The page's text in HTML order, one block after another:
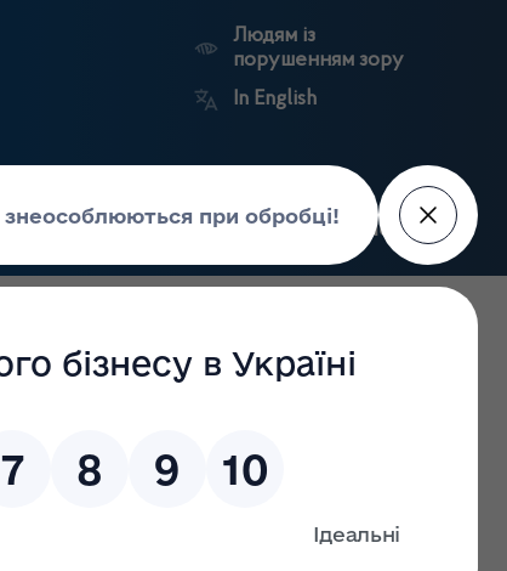
Людям із
порушенням зору
In English
Пошук
нагляд
реєстри
портал
Держлікслужби
у порядку, встановленому МОЗ
виключно за